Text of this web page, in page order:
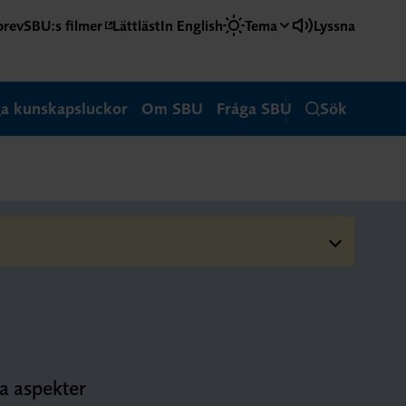
SBU:s filmer LättlästIn English Tema Lyssna
kunskapsluckor Om SBU Fråga SBU Sök
aspekter